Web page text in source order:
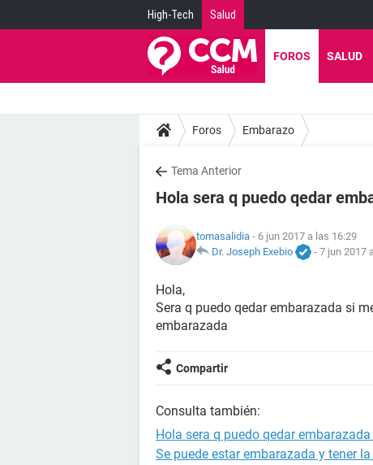
High-Tech Salud
FOROS SALUD
Foros Embarazo
Tema Anterior
Hola sera q puedo qedar
tomasalidia - 6 jun 2017 a las 16:29
Dr. Joseph Exebio
- 7 jun 2017
Hola,
Sera q puedo qedar embarazada si
embarazada
Compartir
Consulta también:
Hola sera q puedo qedar
Se puede estar embarazada y tener la